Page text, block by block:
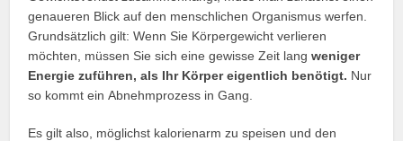
genaueren Blick auf den menschlichen Organismus werfen.
Grundsätzlich gilt: Wenn Sie Körpergewicht verlieren
möchten, müssen Sie sich eine gewisse Zeit langweniger
Energie zuführen, als Ihr Körper eigentlich benötigt. Nur
so kommt ein Abnehmprozess in Gang.
Es gilt also, möglichst kalorienarm zu speisen und den